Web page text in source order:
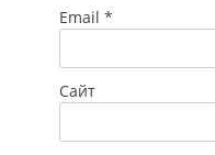
Email *
Сайт